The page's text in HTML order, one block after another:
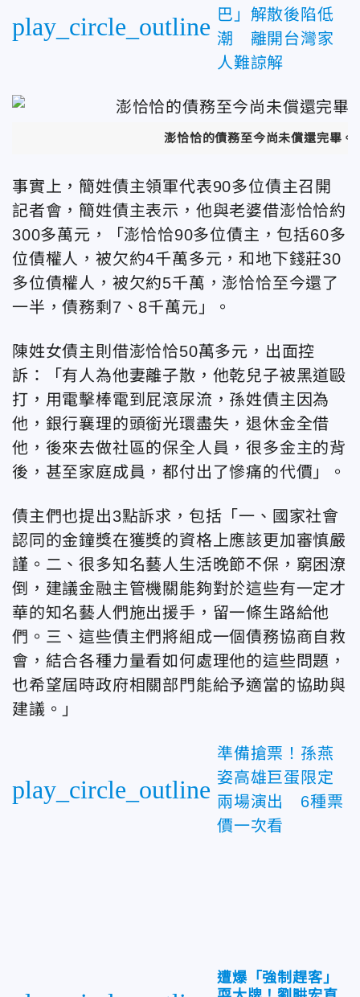
play_circle_outline 巴」解散後陷低
潮 離開台灣家
人難諒解
澎恰恰的債務至今尚未償還完畢。
事實上，簡姓債主領軍代表90多位債主召開
記者會，簡姓債主表示，他與老婆借澎恰恰約
300多萬元，「澎恰恰90多位債主，包括60多
位債權人，被欠約4千萬多元，和地下錢莊30
多位債權人，被欠約5千萬，澎恰恰至今還了
一半，債務剩7、8千萬元」。
陳姓女債主則借澎恰恰50萬多元，出面控
訴：「有人為他妻離子散，他乾兒子被黑道毆
打，用電擊棒電到屁滾尿流，孫姓債主因為
他，銀行襄理的頭銜光環盡失，退休金全借
他，後來去做社區的保全人員，很多金主的背
後，甚至家庭成員，都付出了慘痛的代價」。
債主們也提出3點訴求，包括「一、國家社會
認同的金鐘獎在獲獎的資格上應該更加審慎嚴
謹。二、很多知名藝人生活晚節不保，窮困潦
倒，建議金融主管機關能夠對於這些有一定才
華的知名藝人們施出援手，留一條生路給他
們。三、這些債主們將組成一個債務協商自救
會，結合各種力量看如何處理他的這些問題，
也希望屆時政府相關部門能給予適當的協助與
建議。」
play_circle_outline
準備搶票！孫燕
姿高雄巨蛋限定
兩場演出 6種票
價一次看
遭爆「強制趕客」